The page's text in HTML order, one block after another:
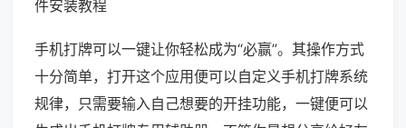
件安装教程
手机打牌可以一键让你轻松成为“必赢”。其操作方式
十分简单，打开这个应用便可以自定义手机打牌系统
规律，只需要输入自己想要的开挂功能，一键便可以